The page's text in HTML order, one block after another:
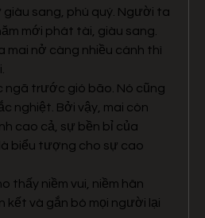
sang, phú quý. Người ta
mới phát tài, giàu sang.
mai nở càng nhiều cánh thì
ngã trước gió bão. Nó cũng
nghiệt. Bởi vậy, mai còn
cao cả, sự bền bỉ của
biểu tượng cho sự cao
thấy niềm vui, niềm hân
kết và gắn bó mọi người lại